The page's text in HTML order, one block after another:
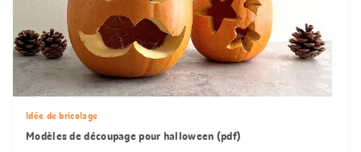
Idée de bricolage
Modèles de découpage pour halloween (pdf)